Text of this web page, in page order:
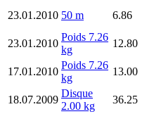
23.01.2010 50 m 6.86
23.01.2010
Poids 7.26
kg
12.80
17.01.2010
Poids 7.26
kg
13.00
18.07.2009
Disque
2.00 kg
36.25